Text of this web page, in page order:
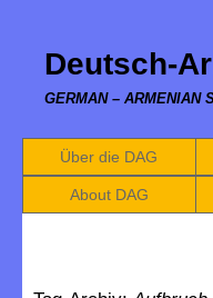
Deutsch-
GERMAN – ARMENIAN
Über die DAG
About DAG